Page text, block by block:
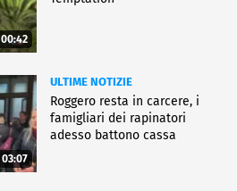
00:42
03:07
ULTIME NOTIZIE
Roggero resta in carcere, i
famigliari dei rapinatori
adesso battono cassa